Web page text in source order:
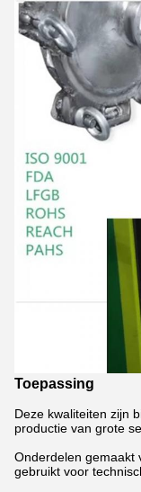
Toepassing
Deze kwaliteiten zijn
productie van grote
Onderdelen gemaakt
gebruikt voor